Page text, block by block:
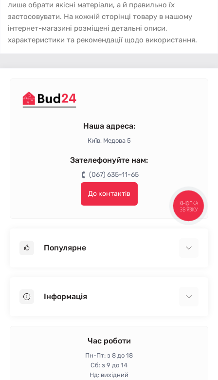
лише обрати якісні матеріали, а й правильно їх
застосовувати. На кожній сторінці товару в нашому
інтернет-магазині розміщені детальні описи,
характеристики та рекомендації щодо використання.
Наша адреса:
Київ, Медова 5
Зателефонуйте нам:
(067) 635-11-65
До контактів
Популярне
Пінопласт
Інформація
Гарантія та повернення
Політика конфіденційності
Час роботи
Пн-Пт: з 8 до 18
Сб: з 9 до 14
Нд: вихідний
КНОПКА
ЗВ'ЯЗКУ